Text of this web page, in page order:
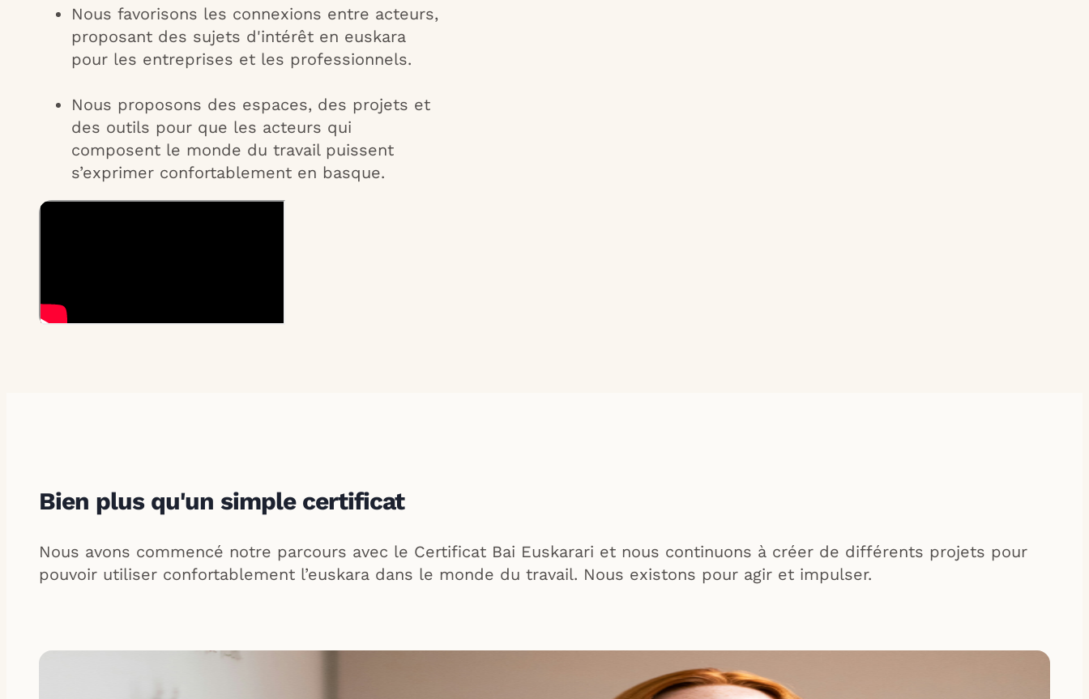
Nous favorisons les connexions entre acteurs,
proposant des sujets d'intérêt en euskara
pour les entreprises et les professionnels.
Nous proposons des espaces, des projets et
des outils pour que les acteurs qui
composent le monde du travail puissent
s’exprimer confortablement en basque.
Bien plus qu'un simple certificat
Nous avons commencé notre parcours avec le Certificat Bai Euskarari et nous continuons à créer de différents projets pour
pouvoir utiliser confortablement l’euskara dans le monde du travail. Nous existons pour agir et impulser.